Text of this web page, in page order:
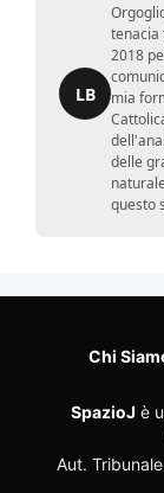
LB
tenacia
2018
mia
delle
questo
Chi
SpazioJ è
Aut.